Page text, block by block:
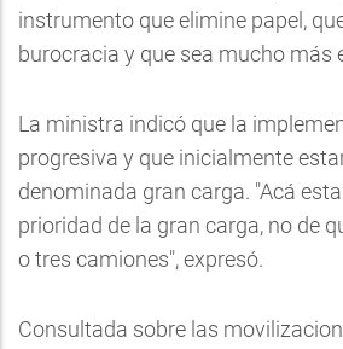
instrumento que elimine papel,
burocracia y que sea mucho más
La ministra indicó que la
progresiva y que inicialmente
denominada gran carga. "Acá
prioridad de la gran carga, no de
o tres camiones", expresó.
Consultada sobre las